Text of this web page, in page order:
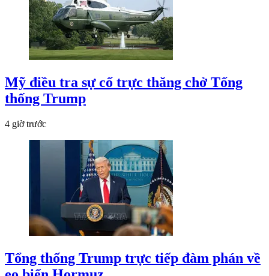
Mỹ điều tra sự cố trực thăng chở Tổng
thống Trump
4 giờ trước
Tổng thống Trump trực tiếp đàm phán về